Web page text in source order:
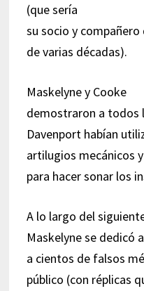
(que sería
su socio y
de varias décadas).
Maskelyne y Cooke
demostraron a todos
Davenport habían
artilugios mecánicos
para hacer sonar los
A lo largo del
Maskelyne se dedicó
a cientos de falsos
público (con réplicas